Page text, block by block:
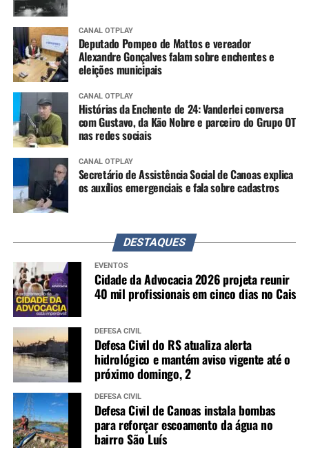
CANAL OTPLAY
Deputado Pompeo de Mattos e vereador
Alexandre Gonçalves falam sobre enchentes e
eleições municipais
CANAL OTPLAY
Histórias da Enchente de 24: Vanderlei conversa
com Gustavo, da Kão Nobre e parceiro do Grupo OT
nas redes sociais
CANAL OTPLAY
Secretário de Assistência Social de Canoas explica
os auxílios emergenciais e fala sobre cadastros
DESTAQUES
EVENTOS
Cidade da Advocacia 2026 projeta reunir
40 mil profissionais em cinco dias no Cais
DEFESA CIVIL
Defesa Civil do RS atualiza alerta
hidrológico e mantém aviso vigente até o
próximo domingo, 2
DEFESA CIVIL
Defesa Civil de Canoas instala bombas
para reforçar escoamento da água no
bairro São Luís